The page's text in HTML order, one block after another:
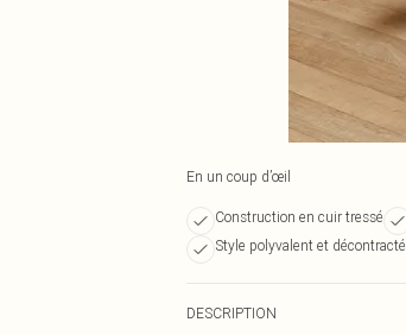
En un coup d’œil
Construction en cuir tressé
Style polyvalent et décontracté
DESCRIPTION